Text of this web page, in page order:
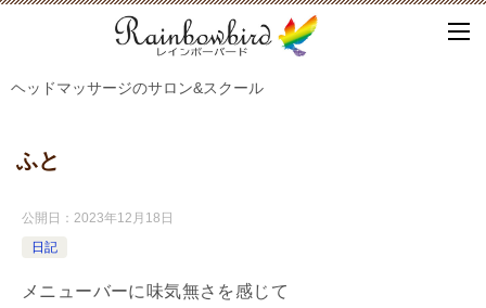
ヘッドマッサージのサロン&スクール
ふと
公開日： 2023年12月18日
日記
メニューバーに味気無さを感じて